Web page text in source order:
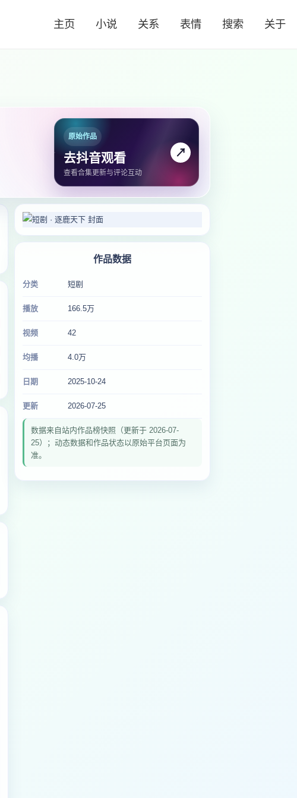
主页 小说 关系 表情 搜索 关于
原始作品
去抖音观看
查看合集更新与评论互动
↗
作品数据
分类 短剧
播放 166.5万
视频 42
均播 4.0万
日期 2025-10-24
更新 2026-07-25
数据来自站内作品榜快照（更新于 2026-07-
25）；动态数据和作品状态以原始平台页面为
准。